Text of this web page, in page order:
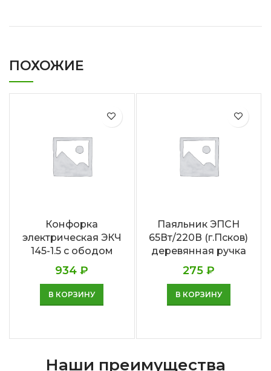
ПОХОЖИЕ
Конфорка
электрическая ЭКЧ
145-1.5 с ободом
934₽
В КОРЗИНУ
Паяльник ЭПСН
65Вт/220В (г.Псков)
деревянная ручка
275 ₽
В КОРЗИНУ
Наши преимущества